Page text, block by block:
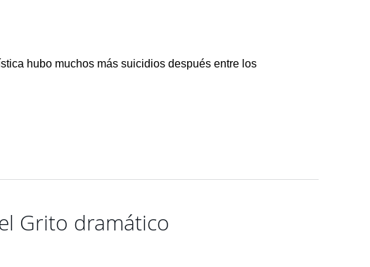
hubo muchos más suicidios después entre los
Grito dramático